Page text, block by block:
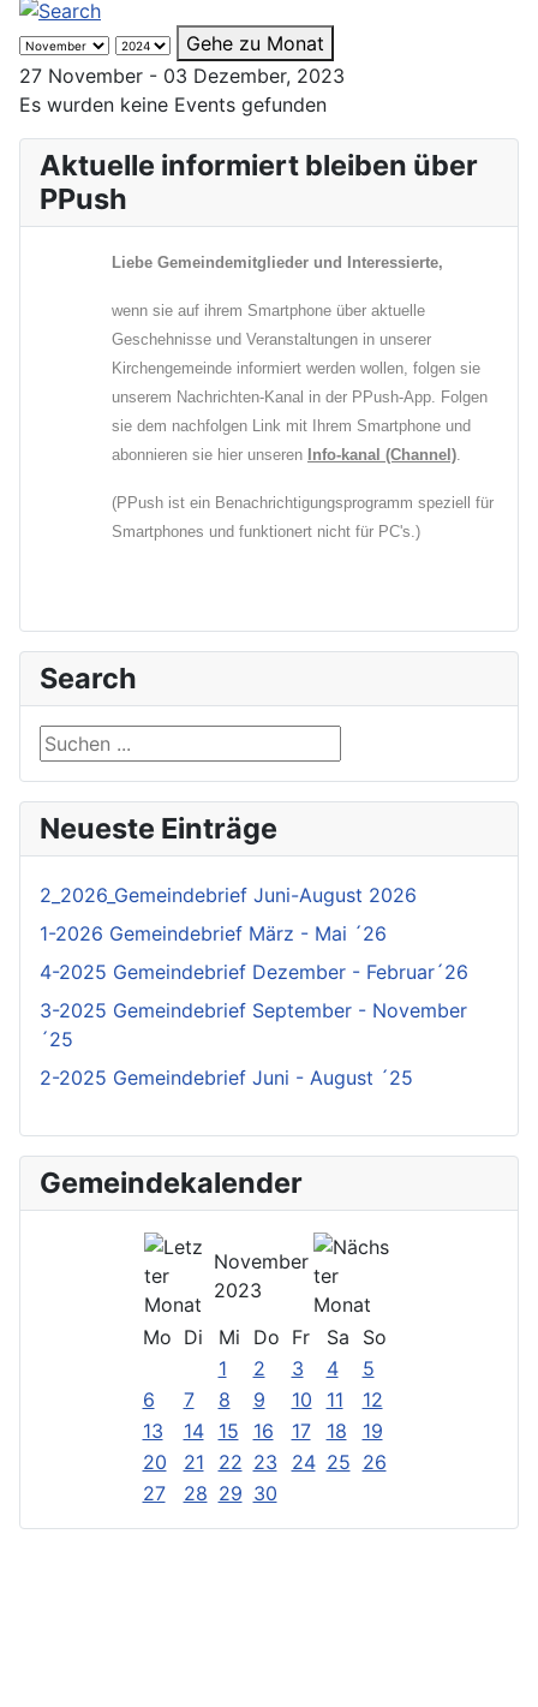
Gehe zu Monat
27 November - 03 Dezember, 2023
Es wurden keine Events gefunden
Aktuelle informiert bleiben über
PPush
Liebe Gemeindemitglieder und Interessierte,
wenn sie auf ihrem Smartphone über aktuelle
Geschehnisse und Veranstaltungen in unserer
Kirchengemeinde informiert werden wollen, folgen sie
unserem Nachrichten-Kanal in der PPush-App. Folgen
sie dem nachfolgen Link mit Ihrem Smartphone und
abonnieren sie hier unseren Info-kanal (Channel).
(PPush ist ein Benachrichtigungsprogramm speziell für
Smartphones und funktionert nicht für PC's.)
Search
Suchen ...
Neueste Einträge
2_2026_Gemeindebrief Juni-August 2026
1-2026 Gemeindebrief März - Mai ´26
4-2025 Gemeindebrief Dezember - Februar´26
3-2025 Gemeindebrief September - November
´25
2-2025 Gemeindebrief Juni - August ´25
Gemeindekalender
November
2023
Mo Di Mi Do Fr Sa
So
1
2 3 4
5
6
7 8 9 10 11
12
13
14 15 16 17 18
19
20
21 22 23 24 25 26
27
28 29 30